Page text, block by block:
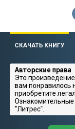
СКАЧАТЬ КНИГУ
Авторские права
Это
вам понравилось
приобретите
"Литрес".